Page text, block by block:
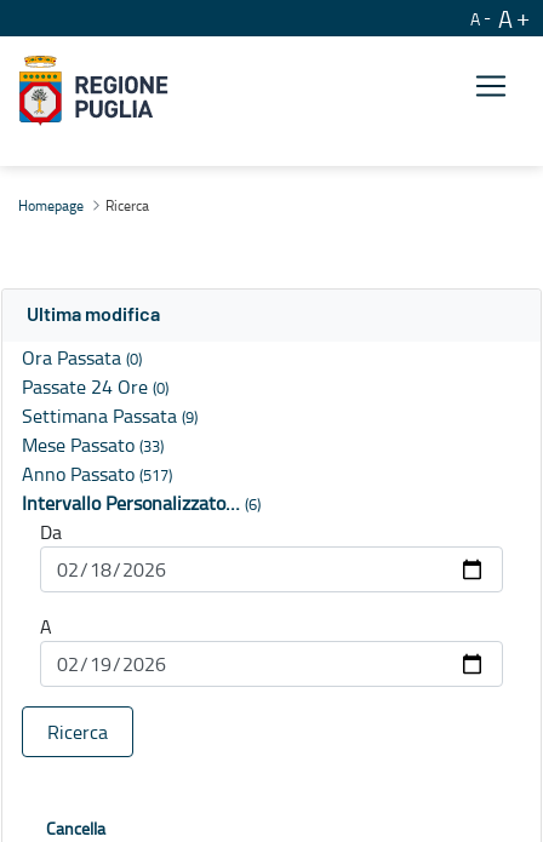
A A
Homepage Ricerca
Ultima modifica
Ora Passata (0)
Passate 24 Ore (0)
Settimana Passata (9)
Mese Passato (33)
Anno Passato (517)
Intervallo Personalizzato… (6)
Da
A
Ricerca
Cancella